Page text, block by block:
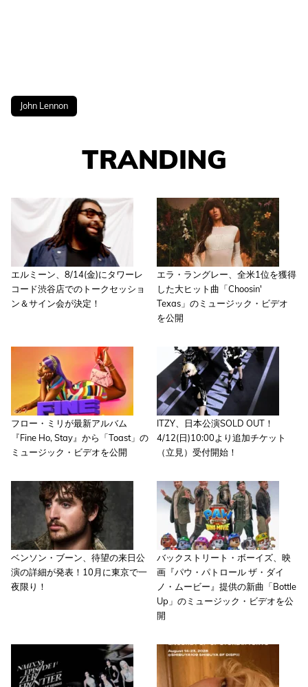
John Lennon
TRANDING
エルミーン、8/14(金)にタワーレ
コード渋谷店でのトークセッショ
ン＆サイン会が決定！
エラ・ラングレー、全米1位を獲得
した大ヒット曲「Choosin'
Texas」のミュージック・ビデオ
を公開
フロー・ミリが最新アルバム
『Fine Ho, Stay』から「Toast」の
ミュージック・ビデオを公開
ITZY、日本公演SOLD OUT！
4/12(日)10:00より追加チケット
（立見）受付開始！
ベンソン・ブーン、待望の来日公
演の詳細が発表！10月に東京で一
夜限り！
バックストリート・ボーイズ、映
画『パウ・パトロール ザ・ダイ
ノ・ムービー』提供の新曲「Bottle
Up」のミュージック・ビデオを公
開